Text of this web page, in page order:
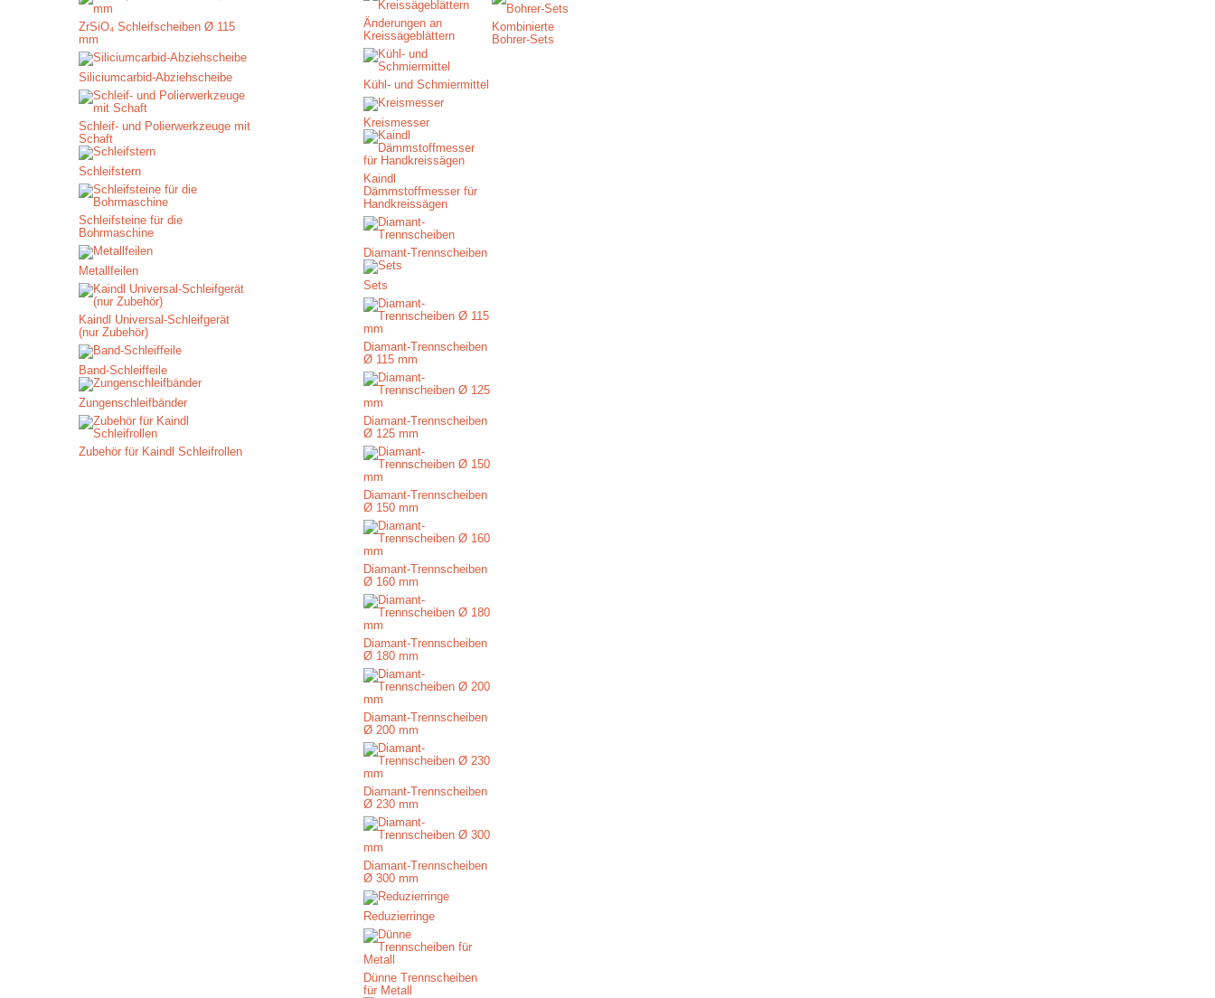
ZrSiO₄ Schleifscheiben Ø 115
mm
Siliciumcarbid-Abziehscheibe
Schleif- und Polierwerkzeuge mit
Schaft
Schleifstern
Schleifsteine für die
Bohrmaschine
Metallfeilen
Kaindl Universal-Schleifgerät
(nur Zubehör)
Band-Schleiffeile
Zungenschleifbänder
Zubehör für Kaindl Schleifrollen
Änderungen an
Kreissägeblättern
Kühl- und Schmiermittel
Kreismesser
Kaindl
Dämmstoffmesser für
Handkreissägen
Diamant-Trennscheiben
Sets
Diamant-Trennscheiben
Ø 115 mm
Diamant-Trennscheiben
Ø 125 mm
Diamant-Trennscheiben
Ø 150 mm
Diamant-Trennscheiben
Ø 160 mm
Diamant-Trennscheiben
Ø 180 mm
Diamant-Trennscheiben
Ø 200 mm
Diamant-Trennscheiben
Ø 230 mm
Diamant-Trennscheiben
Ø 300 mm
Reduzierringe
Dünne Trennscheiben
für Metall
Kombinierte
Bohrer-Sets